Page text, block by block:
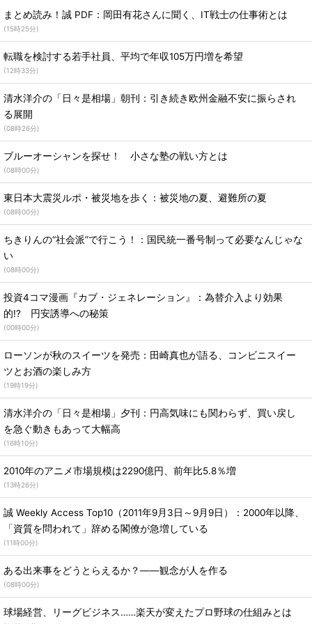
まとめ読み！誠 PDF：岡田有花さんに聞く、IT戦士の仕事術とは
(15時25分)
転職を検討する若手社員、平均で年収105万円増を希望
(12時33分)
清水洋介の「日々是相場」朝刊：引き続き欧州金融不安に振らされ
る展開
(08時26分)
ブルーオーシャンを探せ！ 小さな塾の戦い方とは
(08時00分)
東日本大震災ルポ・被災地を歩く：被災地の夏、避難所の夏
(08時00分)
ちきりんの“社会派”で行こう！：国民統一番号制って必要なんじゃな
い
(08時00分)
投資4コマ漫画『カブ・ジェネレーション』：為替介入より効果
的!? 円安誘導への秘策
(00時00分)
ローソンが秋のスイーツを発売：田崎真也が語る、コンビニスイー
ツとお酒の楽しみ方
(19時19分)
清水洋介の「日々是相場」夕刊：円高気味にも関わらず、買い戻し
を急ぐ動きもあって大幅高
(16時10分)
2010年のアニメ市場規模は2290億円、前年比5.8％増
(13時26分)
誠 Weekly Access Top10（2011年9月3日～9月9日）：2000年以降、
「資質を問われて」辞める閣僚が急増している
(11時00分)
ある出来事をどうとらえるか？――観念が人を作る
(08時00分)
球場経営、リーグビジネス……楽天が変えたプロ野球の仕組みとは